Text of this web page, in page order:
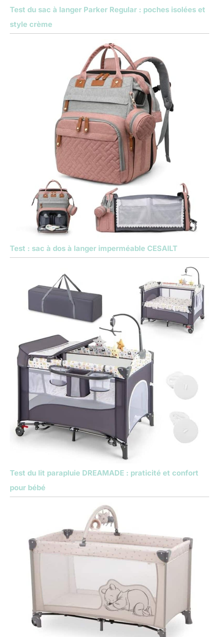
Test du sac à langer Parker Regular : poches isolées et
style crème
Test : sac à dos à langer imperméable CESAILT
Test du lit parapluie DREAMADE : praticité et confort
pour bébé